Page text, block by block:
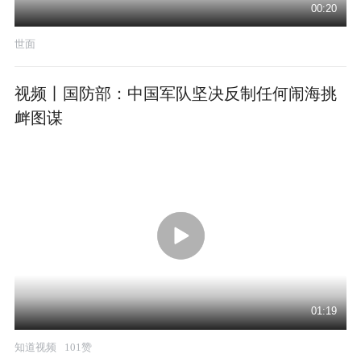
00:20
世面
视频丨国防部：中国军队坚决反制任何闹海挑
衅图谋
01:19
知道视频 101赞